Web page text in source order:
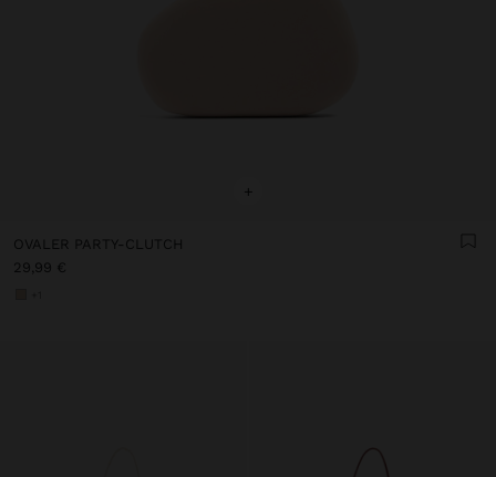
+
OVALER PARTY-CLUTCH
29,99 €